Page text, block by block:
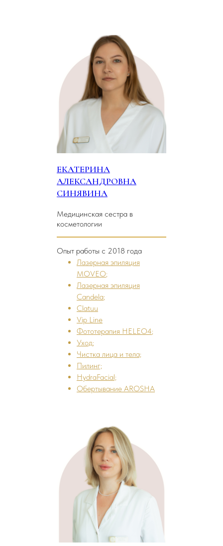
ЕКАТЕРИНА
АЛЕКСАНДРОВНА
СИНЯВИНА
Медицинская сестра в
косметологии
Опыт работы с 2018 года
Лазерная эпиляция
MOVEO;
Лазерная эпиляция
Candela;
Clatuu
Vip Line
Фототерапия HELEO4;
Уход;
Чистка лица и тела;
Пилинг;
HydraFacial;
Обертывание AROSHA